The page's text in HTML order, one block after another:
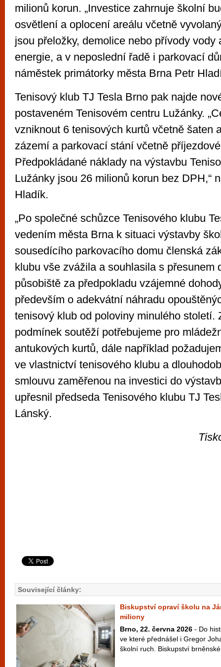
milionů korun. „Investice zahrnuje školní
osvětlení a oplocení areálu včetně
jsou přeložky, demolice nebo přívody vody
energie, a v neposlední řadě i parkovací
náměstek primátorky města Brna Petr
Tenisový klub TJ Tesla Brno pak najde
postaveném Tenisovém centru Lužánky.
vzniknout 6 tenisových kurtů včetně šaten
zázemí a parkovací stání včetně
Předpokládané náklady na výstavbu
Lužánky jsou 26 milionů korun bez DPH,“
Hladík.
„Po společné schůzce Tenisového klubu
vedením města Brna k situaci výstavby
sousedícího parkovacího domu členská
klubu vše zvážila a souhlasila s přesunem
působiště za předpokladu vzájemné
především o adekvátní náhradu
tenisový klub od poloviny minulého století.
podmínek soutěží potřebujeme pro
antukových kurtů, dále například
ve vlastnictví tenisového klubu a
smlouvu zaměřenou na investici do
upřesnil předseda Tenisového klubu TJ
Lánský.
Související články:
Biskupství opraví školu na
miliony
Brno, 22. června 2026 - Do
ve které přednášel i Gregor
školní ruch. Biskupství